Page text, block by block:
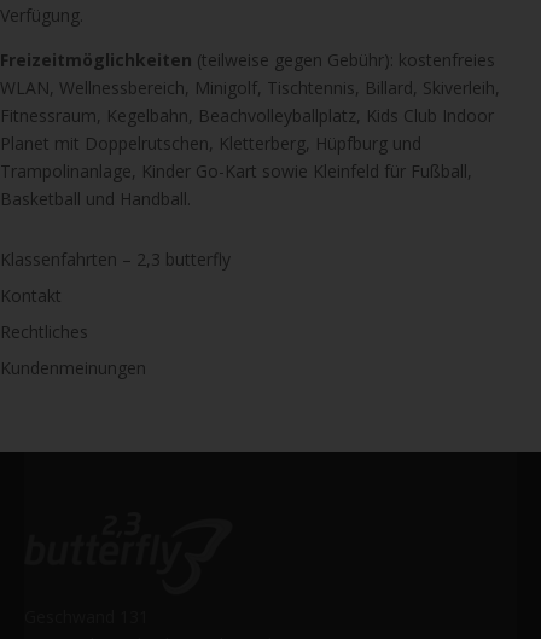
Verfügung.
Freizeitmöglichkeiten (teilweise gegen Gebühr): kostenfreies
WLAN, Wellnessbereich, Minigolf, Tischtennis, Billard, Skiverleih,
Fitnessraum, Kegelbahn, Beachvolleyballplatz, Kids Club Indoor
Planet mit Doppelrutschen, Kletterberg, Hüpfburg und
Trampolinanlage, Kinder Go-Kart sowie Kleinfeld für Fußball,
Basketball und Handball.
Klassenfahrten – 2,3 butterfly
Kontakt
Rechtliches
Kundenmeinungen